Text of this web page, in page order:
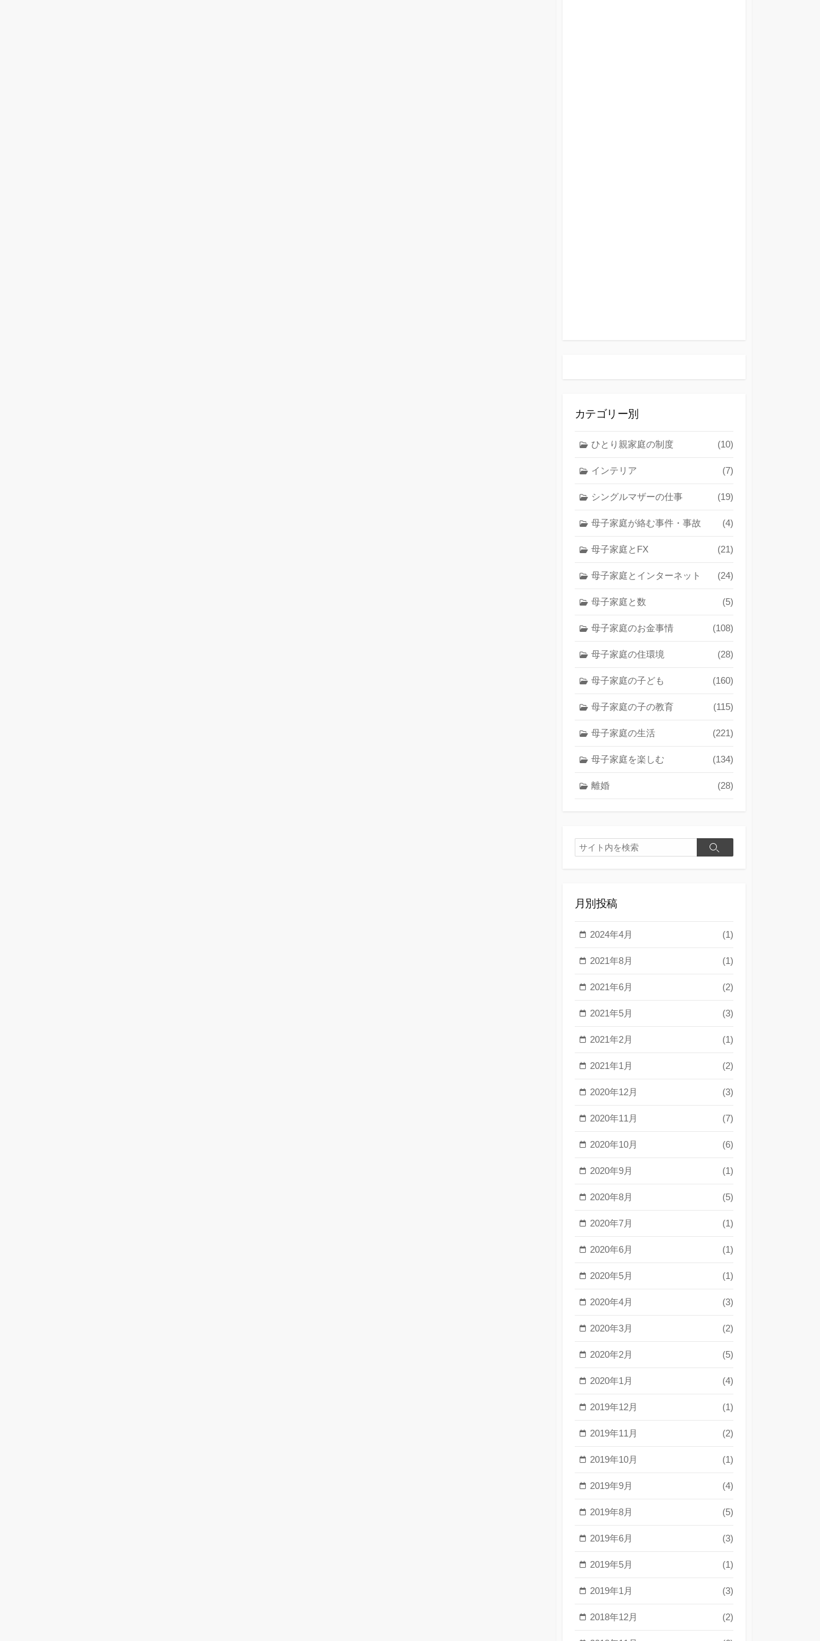
カテゴリー別
ひとり親家庭の制度 (10)
インテリア (7)
シングルマザーの仕事 (19)
母子家庭が絡む事件・事故 (4)
母子家庭とFX (21)
母子家庭とインターネット (24)
母子家庭と数 (5)
母子家庭のお金事情 (108)
母子家庭の住環境 (28)
母子家庭の子ども (160)
母子家庭の子の教育 (115)
母子家庭の生活 (221)
母子家庭を楽しむ (134)
離婚 (28)
検
索
検
月別投稿
2024年4月 (1)
2021年8月 (1)
2021年6月 (2)
2021年5月 (3)
2021年2月 (1)
2021年1月 (2)
2020年12月 (3)
2020年11月 (7)
2020年10月 (6)
2020年9月 (1)
2020年8月 (5)
2020年7月 (1)
2020年6月 (1)
2020年5月 (1)
2020年4月 (3)
2020年3月 (2)
2020年2月 (5)
2020年1月 (4)
2019年12月 (1)
2019年11月 (2)
2019年10月 (1)
2019年9月 (4)
2019年8月 (5)
2019年6月 (3)
2019年5月 (1)
2019年1月 (3)
2018年12月 (2)